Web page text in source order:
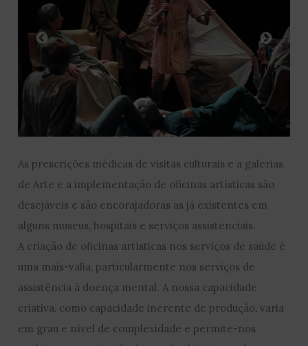
As prescrições médicas de visitas culturais e a galerias
de Arte e a implementação de oficinas artísticas são
desejáveis e são encorajadoras as já existentes em
alguns museus, hospitais e serviços assistenciais.
A criação de oficinas artísticas nos serviços de saúde é
uma mais-valia, particularmente nos serviços de
assistência à doença mental. A nossa capacidade
criativa, como capacidade inerente de produção, varia
em grau e nível de complexidade e permite-nos